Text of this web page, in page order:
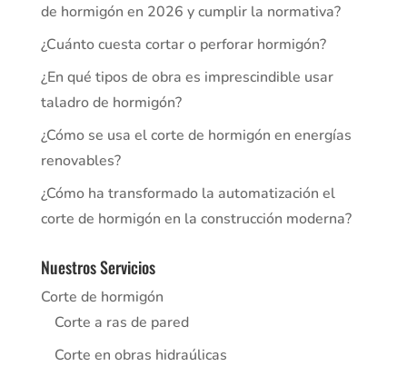
de hormigón en 2026 y cumplir la normativa?
¿Cuánto cuesta cortar o perforar hormigón?
¿En qué tipos de obra es imprescindible usar
taladro de hormigón?
¿Cómo se usa el corte de hormigón en energías
renovables?
¿Cómo ha transformado la automatización el
corte de hormigón en la construcción moderna?
Nuestros Servicios
Corte de hormigón
Corte a ras de pared
Corte en obras hidraúlicas